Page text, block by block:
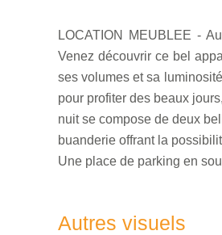
LOCATION MEUBLEE -
Venez découvrir ce bel
ses volumes et sa
pour profiter des beaux
nuit se compose de deux
buanderie offrant la
Une place de parking en
Autres visuels